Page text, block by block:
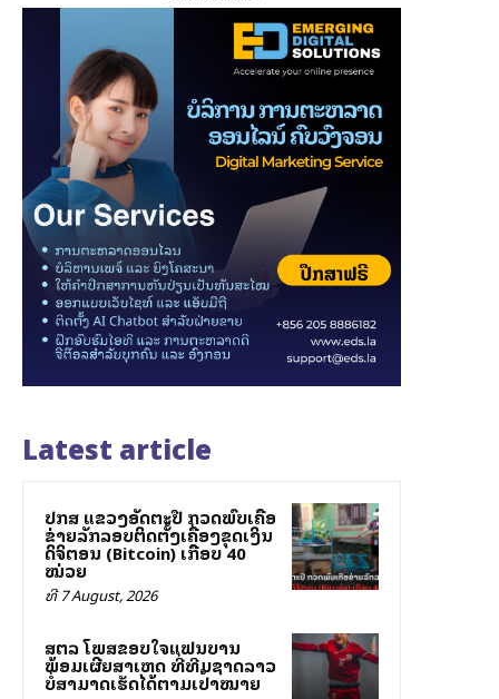
Latest article
ປກສ ແຂວງອັດຕະປື ກວດພົບເຄືອ
ຂ່າຍລັກລອບຕິດຕັ້ງເຄື່ອງຂຸດເງິນ
ດິຈິຕອນ (Bitcoin) ເກືອບ 40
ໝ່ວຍ
ທີ 7 August, 2026
ສຕລ ໂພສຂອບໃຈແຟນບານ
ພ້ອມເຜີຍສາເຫດ ທີ່ທີມຊາດລາວ
ບໍ່ສາມາດເຮັດໄດ້ຕາມເປົ້າໝາຍ